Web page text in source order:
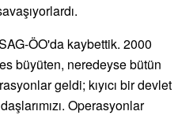
ÖO'da kaybettik. 2000
büyüten, neredeyse bütün
geldi; kıyıcı bir devlet
Operasyonlar